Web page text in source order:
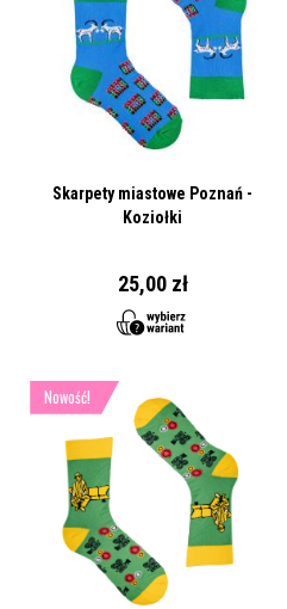
Skarpety miastowe Poznań -
Koziołki
25,00 zł
Nowość!